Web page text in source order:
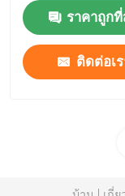
เครื่องฟอกไอเ
แปลงเล็กซัส
ราคาถูก
ติดต่อเ